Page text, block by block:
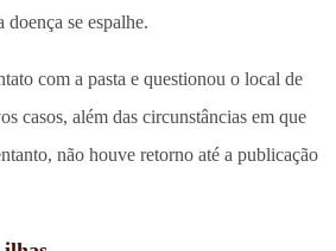
se espalhe.
com a pasta e questionou o local de
casos, além das circunstâncias em que
não houve retorno até a publicação